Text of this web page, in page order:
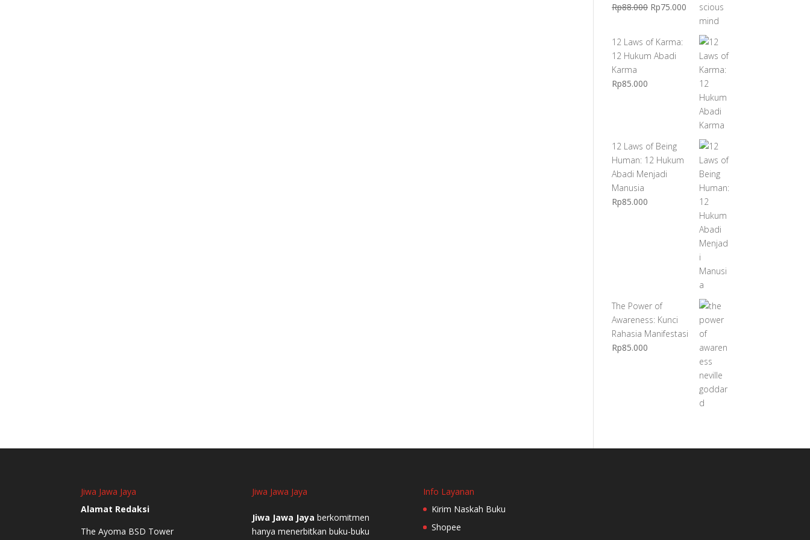
Rp88.000 Harga
Rp88.000.
Rp75.000 Harga
saat
adalah:
Rp75.000.
12 Laws of Karma:
12 Hukum Abadi
Karma
Rp85.000
12 Laws of Being
Human: 12 Hukum
Abadi Menjadi
Manusia
Rp85.000
The Power of
Awareness: Kunci
Rahasia Manifestasi
Rp85.000
Jiwa Jawa Jaya
Alamat Redaksi
The Ayoma BSD Tower
Jiwa Jawa Jaya
Jiwa Jawa Jaya berkomitmen
hanya menerbitkan buku-buku
Info Layanan
Kirim Naskah Buku
Shopee